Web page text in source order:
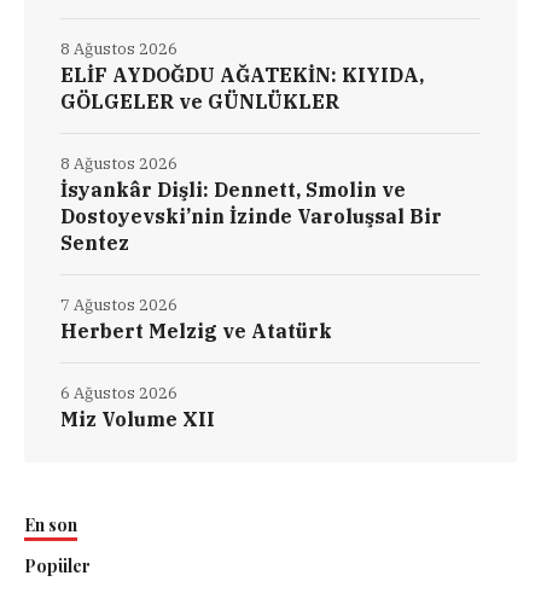
ELİF AYDOĞDU AĞATEKİN: KIYIDA,
GÖLGELER ve GÜNLÜKLER
8 Ağustos 2026
İsyankâr Dişli: Dennett, Smolin ve
Dostoyevski’nin İzinde Varoluşsal Bir
Sentez
8 Ağustos 2026
Herbert Melzig ve Atatürk
7 Ağustos 2026
Miz Volume XII
6 Ağustos 2026
En son
Popüler